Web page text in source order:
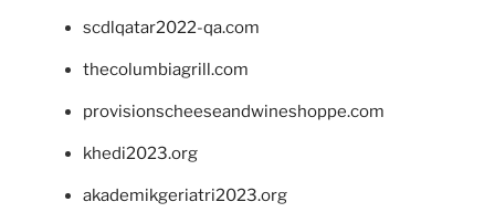
scdlqatar2022-qa.com
thecolumbiagrill.com
provisionscheeseandwineshoppe.com
khedi2023.org
akademikgeriatri2023.org